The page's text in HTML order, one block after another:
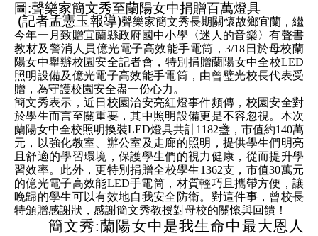
圖:聲樂家簡文秀至蘭陽女中捐贈百萬燈具
(記者孟憲玉報導)聲樂家簡文秀長期關懷故鄉宜蘭，繼
今年一月致贈宜蘭縣政府國中小學〈迷人的音樂〉有聲書
教材及警消人員億光電子高效能手電筒，3/18 日於母校蘭
陽女中舉辦校園安全記者會，特別捐贈蘭陽女中全校LED
照明設備及億光電子高效能手電筒，由曾璧光校長代表受
贈，為守護校園安全盡一份心力。
簡文秀表示，近日校園治安亮紅燈事件頻傳，校園安全對
於學生而言至關重要，其中照明設備更是不容忽視。本次
蘭陽女中全校照明換裝LED燈具共計1182盞，市值約140萬
元，以強化教室、辦公室及走廊的照明，提供學生們明亮
且舒適的學習環境，保護學生們的視力健康，從而提升學
習效率。此外，更特別捐贈全校學生1362支，市值30萬元
的億光電子高效能LED手電筒，材質輕巧且攜帶方便，讓
晚歸的學生可以有效地自我安全防衛。對這件事，曾校長
特頒贈感謝狀， 感謝簡文秀教授對母校的關懷與回饋 ！
簡文秀:蘭陽女中是我生命中最大恩人